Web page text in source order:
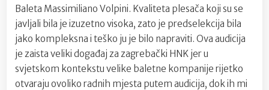
Baleta Massimiliano Volpini. Kvaliteta plesača koji su se
javljali bila je izuzetno visoka, zato je predselekcija bila
jako kompleksna i teško ju je bilo napraviti. Ova audicija
je zaista veliki događaj za zagrebački HNK jer u
svjetskom kontekstu velike baletne kompanije rijetko
otvaraju ovoliko radnih mjesta putem audicija, dok ih mi